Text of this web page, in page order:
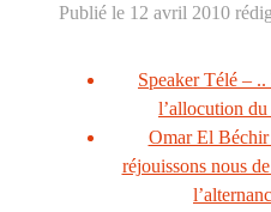
Publié le 12 avril 2010
Speaker Télé –
l’allocution
Omar El Béchir
réjouissons nous